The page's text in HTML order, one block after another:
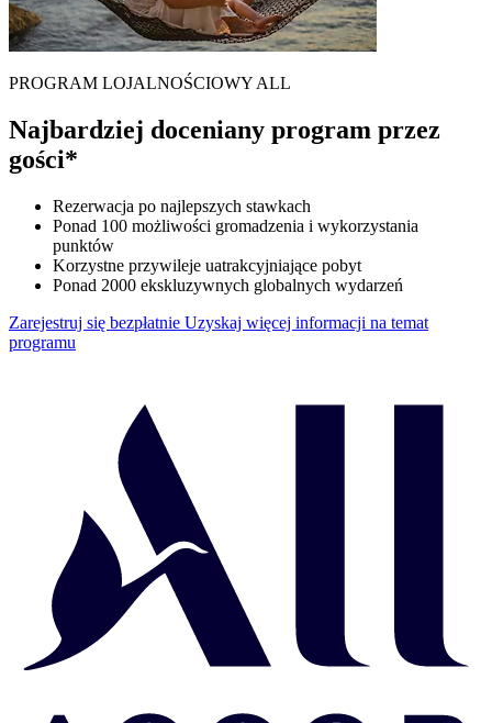
PROGRAM LOJALNOŚCIOWY ALL
Najbardziej doceniany program przez
gości*
Rezerwacja po najlepszych stawkach
Ponad 100 możliwości gromadzenia i wykorzystania
punktów
Korzystne przywileje uatrakcyjniające pobyt
Ponad 2000 ekskluzywnych globalnych wydarzeń
Zarejestruj się bezpłatnie Uzyskaj więcej informacji na temat
programu